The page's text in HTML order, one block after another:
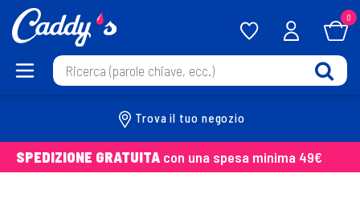
0
Trova il tuo negozio
SPEDIZIONE GRATUITA con una spesa minima 49€